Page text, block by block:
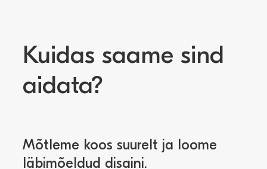
Kuidas saame sind
aidata?
Mõtleme koos suurelt ja loome
läbimõeldud disaini.